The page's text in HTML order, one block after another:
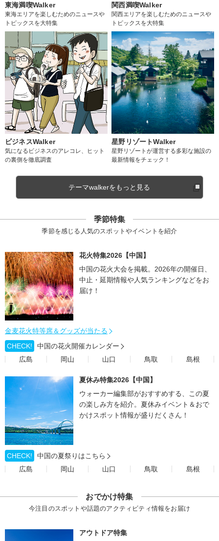
東海満喫Walker
東海エリアを楽しむためのニュースや
トピックスを大特集
関西満喫Walker
関西エリアを楽しむためのニュースや
トピックスを大特集
ビジネスWalker
気になるビジネスのアレコレ、ヒット
の裏側を徹底調査
星野リゾートWalker
星野リゾートが運営する多彩な施設の
最新情報をチェック！
テーマwalkerをもっと見る
季節特集
季節を感じる人気のスポットやイベントを紹介
花火特集2026【中国】
中国の花火大会を掲載。2026年の開催日、
中止・延期情報や人気ランキングなどをお
届け！
金麦花火特等席＆グッズが当たる
CHECK!
中国の花火開催カレンダー
広島
岡山 山口 鳥取 島根
夏休み特集2026【中国】
ウォーカー編集部がおすすめする、この夏
の楽しみ方を紹介。夏休みイベント＆おで
かけスポット情報が盛りだくさん！
CHECK!
中国の夏祭りはこちら
広島
岡山 山口 鳥取 島根
おでかけ特集
今注目のスポットや話題のアクティビティ情報をお届け
アウトドア特集